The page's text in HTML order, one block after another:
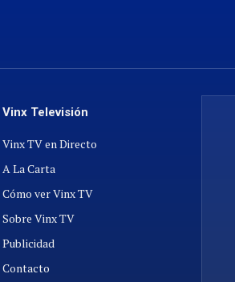
Vinx Televisión
Vinx TV en Directo
A La Carta
Cómo ver Vinx TV
Sobre Vinx TV
Publicidad
Contacto